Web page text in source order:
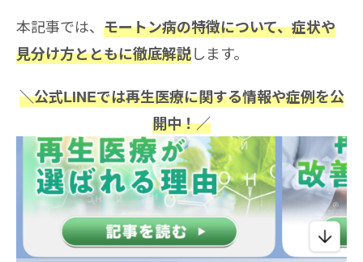
本記事では、 モートン病の特徴について、症状や
見分け方とともに徹底解説します。
＼公式LINEでは再生医療に関する情報や症例を公
開中！／